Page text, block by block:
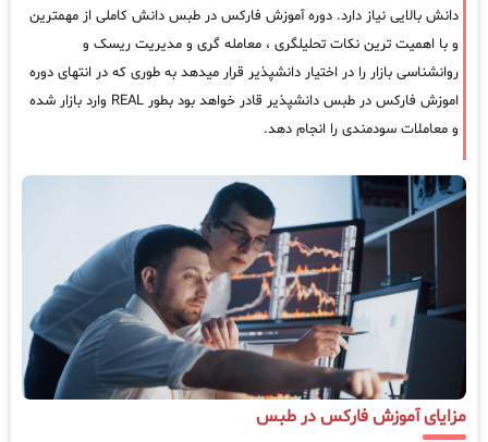
دانش بالایی نیاز دارد. دوره آموزش فارکس در طبس دانش کاملی از مهمترین
و با اهمیت ترین نکات تحلیلگری ، معامله گری و مدیریت ریسک و
روانشناسی بازار را در اختیار دانشپذیر قرار میدهد به طوری که در انتهای دوره
اموزش فارکس در طبس دانشپذیر قادر خواهد بود بطور REAL وارد بازار شده
و معاملات سودمندی را انجام دهد.
مزایای آموزش فارکس در طبس